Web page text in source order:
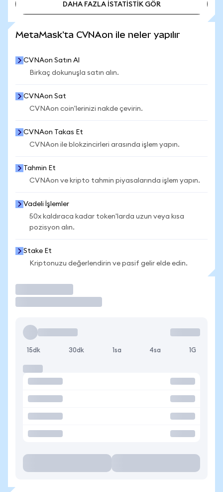
DAHA FAZLA İSTATİSTİK GÖR
MetaMask'ta CVNAon ile neler yapılır
CVNAon Satın Al
Birkaç dokunuşla satın alın.
CVNAon Sat
CVNAon coin'lerinizi nakde çevirin.
CVNAon Takas Et
CVNAon ile blokzincirleri arasında işlem yapın.
Tahmin Et
CVNAon ve kripto tahmin piyasalarında işlem yapın.
Vadeli İşlemler
50x kaldıraca kadar token'larda uzun veya kısa
pozisyon alın.
Stake Et
Kriptonuzu değerlendirin ve pasif gelir elde edin.
15dk 30dk 1sa 4sa 1G